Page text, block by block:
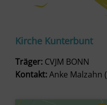
Kirche Kunterbunt
Träger: CVJM BONN
Kontakt:Anke Malzahn (